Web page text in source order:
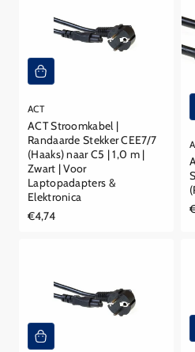
ACT
ACT Stroomkabel |
Randaarde Stekker CEE7/7
(Haaks) naar C5 | 1,0 m |
Zwart | Voor
Laptopadapters &
Elektronica
Reguliere
€4,74